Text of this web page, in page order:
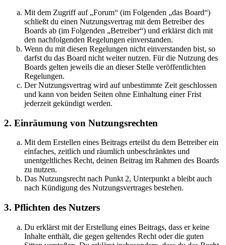
Mit dem Zugriff auf „Forum“ (im Folgenden „das Board“)
schließt du einen Nutzungsvertrag mit dem Betreiber des
Boards ab (im Folgenden „Betreiber“) und erklärst dich mit
den nachfolgenden Regelungen einverstanden.
Wenn du mit diesen Regelungen nicht einverstanden bist, so
darfst du das Board nicht weiter nutzen. Für die Nutzung des
Boards gelten jeweils die an dieser Stelle veröffentlichten
Regelungen.
Der Nutzungsvertrag wird auf unbestimmte Zeit geschlossen
und kann von beiden Seiten ohne Einhaltung einer Frist
jederzeit gekündigt werden.
2. Einräumung von Nutzungsrechten
Mit dem Erstellen eines Beitrags erteilst du dem Betreiber ein
einfaches, zeitlich und räumlich unbeschränktes und
unentgeltliches Recht, deinen Beitrag im Rahmen des Boards
zu nutzen.
Das Nutzungsrecht nach Punkt 2, Unterpunkt a bleibt auch
nach Kündigung des Nutzungsvertrages bestehen.
3. Pflichten des Nutzers
Du erklärst mit der Erstellung eines Beitrags, dass er keine
Inhalte enthält, die gegen geltendes Recht oder die guten